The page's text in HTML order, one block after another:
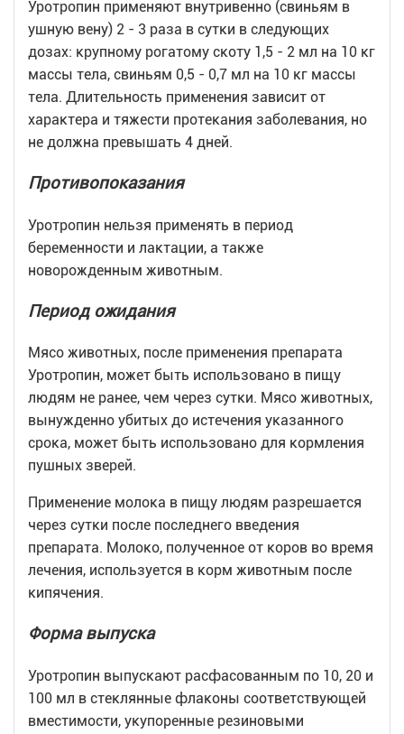
Уротропин применяют внутривенно (свиньям в
ушную вену) 2 - 3 раза в сутки в следующих
дозах: крупному рогатому скоту 1,5 - 2 мл на 10 кг
массы тела, свиньям 0,5 - 0,7 мл на 10 кг массы
тела. Длительность применения зависит от
характера и тяжести протекания заболевания, но
не должна превышать 4 дней.
Противопоказания
Уротропин нельзя применять в период
беременности и лактации, а также
новорожденным животным.
Период ожидания
Мясо животных, после применения препарата
Уротропин, может быть использовано в пищу
людям не ранее, чем через сутки. Мясо животных,
вынужденно убитых до истечения указанного
срока, может быть использовано для кормления
пушных зверей.
Применение молока в пищу людям разрешается
через сутки после последнего введения
препарата. Молоко, полученное от коров во время
лечения, используется в корм животным после
кипячения.
Форма выпуска
Уротропин выпускают расфасованным по 10, 20 и
100 мл в стеклянные флаконы соответствующей
вместимости, укупоренные резиновыми